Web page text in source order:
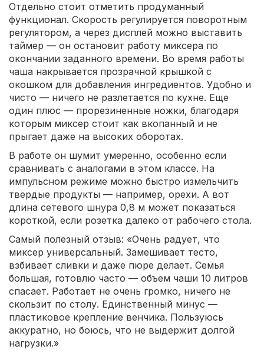
Отдельно стоит отметить продуманный
функционал. Скорость регулируется поворотным
регулятором, а через дисплей можно выставить
таймер — он остановит работу миксера по
окончании заданного времени. Во время работы
чаша накрывается прозрачной крышкой с
окошком для добавления ингредиентов. Удобно и
чисто — ничего не разлетается по кухне. Еще
один плюс — прорезиненные ножки, благодаря
которым миксер стоит как вкопанный и не
прыгает даже на высоких оборотах.
В работе он шумит умеренно, особенно если
сравнивать с аналогами в этом классе. На
импульсном режиме можно быстро измельчить
твердые продукты — например, орехи. А вот
длина сетевого шнура 0,8 м может показаться
короткой, если розетка далеко от рабочего стола.
Самый полезный отзыв: «Очень радует, что
миксер универсальный. Замешивает тесто,
взбивает сливки и даже пюре делает. Семья
большая, готовлю часто — объем чаши 10 литров
спасает. Работает не очень громко, ничего не
скользит по столу. Единственный минус —
пластиковое крепление венчика. Пользуюсь
аккуратно, но боюсь, что не выдержит долгой
нагрузки.»